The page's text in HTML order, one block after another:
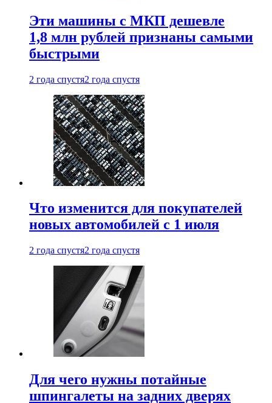
Эти машины с МКП дешевле
1,8 млн рублей признаны самыми
быстрыми
2 года спустя2 года спустя
Что изменится для покупателей
новых автомобилей с 1 июля
2 года спустя2 года спустя
Для чего нужны потайные
шпингалеты на задних дверях